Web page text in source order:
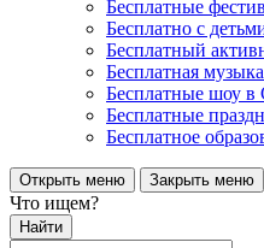
Бесплатные
Бесплатно с
Бесплатный
Бесплатная
Бесплатные шоу в
Бесплатные
Бесплатное
Открыть меню Закрыть меню
Что ищем?
Найти